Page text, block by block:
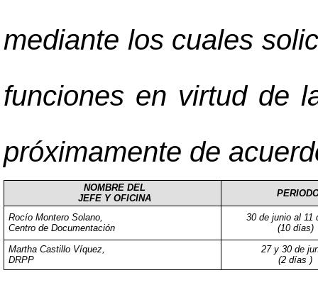
mediante los cuales
funciones en virtud de
próximamente de
NOMBRE DEL
JEFE Y OFICINA
Rocío Montero Solano,
Centro de Documentación
30 de junio al 11
(10 días)
Martha Castillo Víquez,
DRPP
27 y 30 de
(2 días )